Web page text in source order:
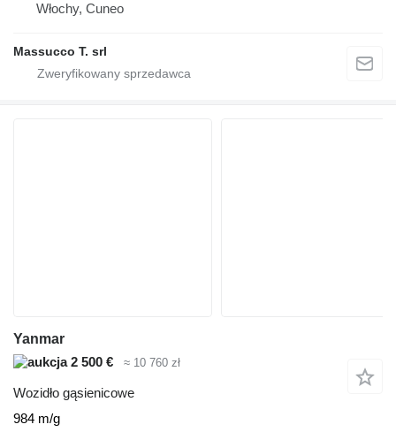
Włochy, Cuneo
Massucco T. srl
Yanmar
2 500 €
≈ 10 760 zł
Wozidło gąsienicowe
984 m/g